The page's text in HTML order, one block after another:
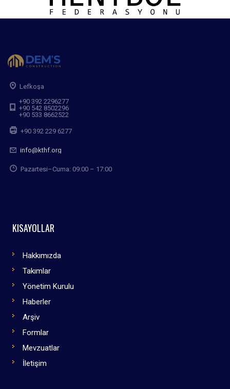
Lefkoşa
+90 392 2296277
+90 542 8502296
+90 533 8662522
+90 392 229 6277
info@kthf.org
Pazartesi–Cuma: 09:00 – 17:00
KISAYOLLAR
Hakkımızda
Takımlar
Yönetim Kurulu
Haberler
Arşiv
Formlar
Mevzuatlar
İletişim